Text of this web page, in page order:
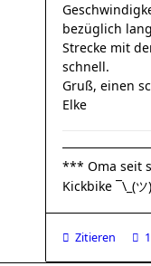
bezüglich
Strecke mit
schnell.
Gruß, einen
Elke
*** Oma seit
Kickbike ¯\_(
Zitieren